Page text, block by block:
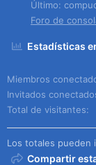
Último:
Foro de
Estadísticas
Miembros
Invitados
Total de visitantes
Los totales pueden
Compartir